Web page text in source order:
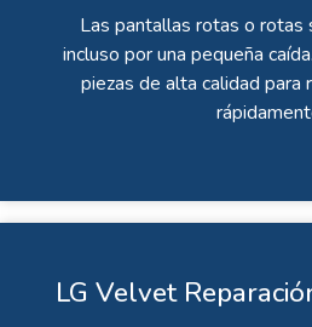
Las pantallas rotas o rotas
incluso por una pequeña
piezas de alta calidad para
LG Velvet